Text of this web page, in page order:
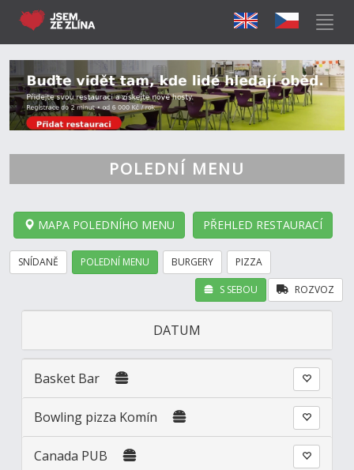
POLEDNÍ MENU
MAPA POLEDNÍHO MENU PŘEHLED RESTAURACÍ
SNÍDANĚ POLEDNÍ MENU BURGERY PIZZA
ROZVOZ
S SEBOU
DATUM
Basket Bar
Bowling pizza Komín
Canada PUB